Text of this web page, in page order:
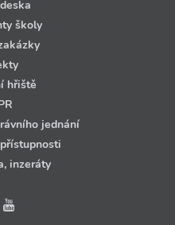
školy
hřiště
jednání
inzeráty